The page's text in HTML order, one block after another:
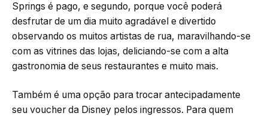
Springs é pago, e segundo, porque você poderá
desfrutar de um dia muito agradável e divertido
observando os muitos artistas de rua, maravilhando-se
com as vitrines das lojas, deliciando-se com a alta
gastronomia de seus restaurantes e muito mais.
Também é uma opção para trocar antecipadamente
seu voucher da Disney pelos ingressos. Para quem